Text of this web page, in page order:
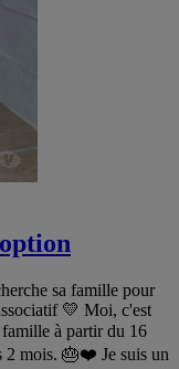
sa famille pour
💛 Moi, c'est
à partir du 16
2 mois. 🎂❤️ Je suis un